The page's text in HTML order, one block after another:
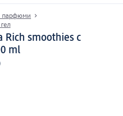
парфюми
Rich smoothies с
ml